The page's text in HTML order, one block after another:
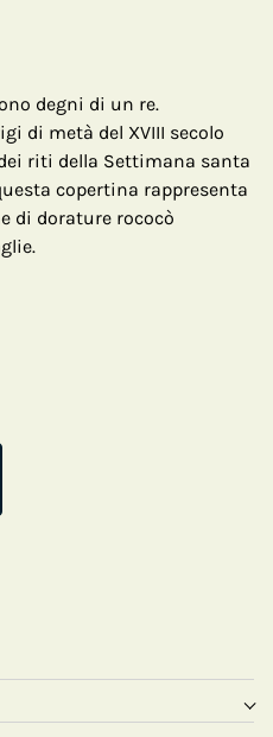
degni di un re.
di metà del XVIII secolo
riti della Settimana santa
copertina rappresenta
di dorature rococò